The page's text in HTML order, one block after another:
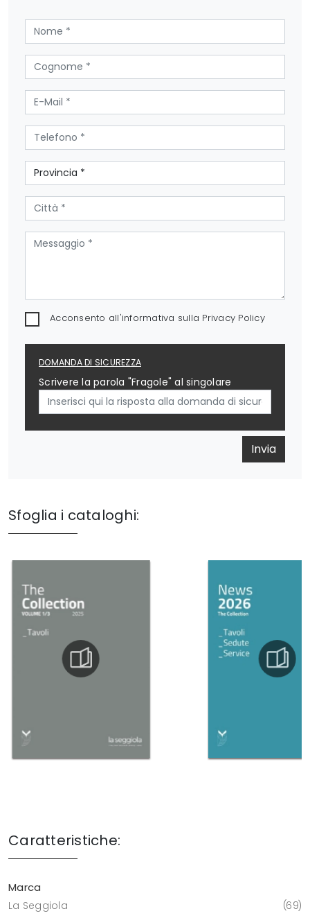
Acconsento all'informativa sulla Privacy Policy
DOMANDA DI SICUREZZA
Scrivere la parola "Fragole" al singolare
Invia
Sfoglia i cataloghi:
Caratteristiche:
Marca
La Seggiola 69